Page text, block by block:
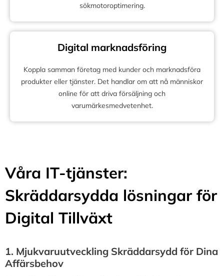
sökmotoroptimering.
Digital marknadsföring
Koppla samman företag med kunder och marknadsföra
produkter eller tjänster. Det handlar om att nå människor
online för att driva försäljning och
varumärkesmedvetenhet.
Våra IT-tjänster:
Skräddarsydda lösningar för
Digital Tillväxt
1.⁠ ⁠Mjukvaruutveckling Skräddarsydd för Dina
Affärsbehov